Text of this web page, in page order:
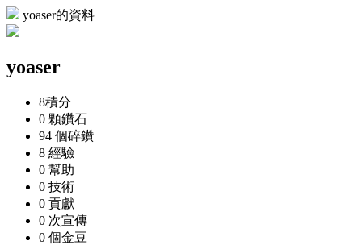
yoaser的資料
yoaser
8積分
0 顆鑽石
94 個碎鑽
8 經驗
0 幫助
0 技術
0 貢獻
0 次宣傳
0 個金豆